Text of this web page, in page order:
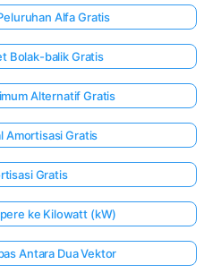
Alfa Gratis
Bolak-balik Gratis
Alternatif Gratis
Amortisasi Gratis
Gratis
ke Kilowatt (kW)
Antara Dua Vektor